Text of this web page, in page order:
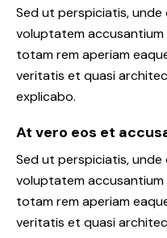
Sed ut perspiciatis,
voluptatem
totam rem aperiam
veritatis et quasi
explicabo.
At vero eos et
Sed ut perspiciatis,
voluptatem
totam rem aperiam
veritatis et quasi